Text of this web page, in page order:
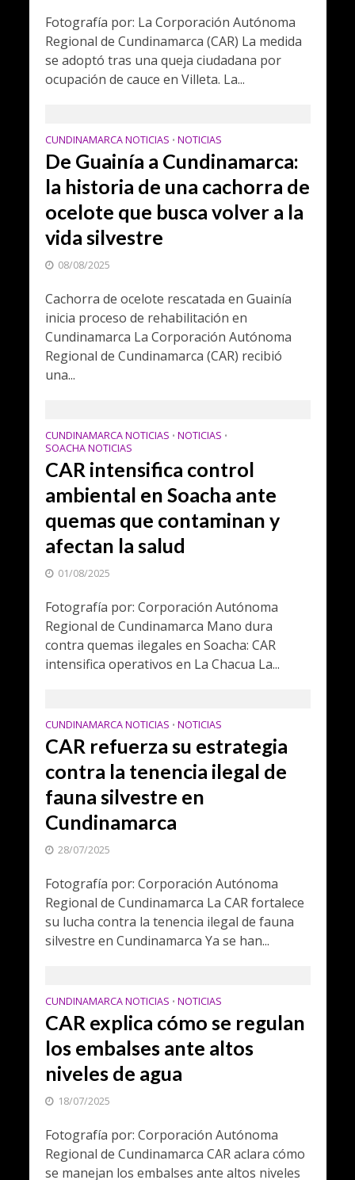
Fotografía por: La Corporación Autónoma
Regional de Cundinamarca (CAR) La medida
se adoptó tras una queja ciudadana por
ocupación de cauce en Villeta. La...
CUNDINAMARCA NOTICIAS • NOTICIAS
De Guainía a Cundinamarca:
la historia de una cachorra de
ocelote que busca volver a la
vida silvestre
08/08/2025
Cachorra de ocelote rescatada en Guainía
inicia proceso de rehabilitación en
Cundinamarca La Corporación Autónoma
Regional de Cundinamarca (CAR) recibió
una...
CUNDINAMARCA NOTICIAS • NOTICIAS •
SOACHA NOTICIAS
CAR intensifica control
ambiental en Soacha ante
quemas que contaminan y
afectan la salud
01/08/2025
Fotografía por: Corporación Autónoma
Regional de Cundinamarca Mano dura
contra quemas ilegales en Soacha: CAR
intensifica operativos en La Chacua La...
CUNDINAMARCA NOTICIAS • NOTICIAS
CAR refuerza su estrategia
contra la tenencia ilegal de
fauna silvestre en
Cundinamarca
28/07/2025
Fotografía por: Corporación Autónoma
Regional de Cundinamarca La CAR fortalece
su lucha contra la tenencia ilegal de fauna
silvestre en Cundinamarca Ya se han...
CUNDINAMARCA NOTICIAS • NOTICIAS
CAR explica cómo se regulan
los embalses ante altos
niveles de agua
18/07/2025
Fotografía por: Corporación Autónoma
Regional de Cundinamarca CAR aclara cómo
se manejan los embalses ante altos niveles